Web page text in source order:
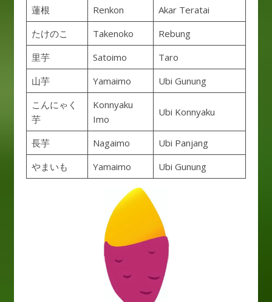
蓮根
Renkon
Akar Teratai
たけのこ
Takenoko
Rebung
里芋
Satoimo
Taro
山芋
Yamaimo
Ubi Gunung
こんにゃく
芋
Konnyaku
Imo
Ubi Konnyaku
長芋 Nagaimo
Ubi Panjang
やまいも
Yamaimo Ubi Gunung